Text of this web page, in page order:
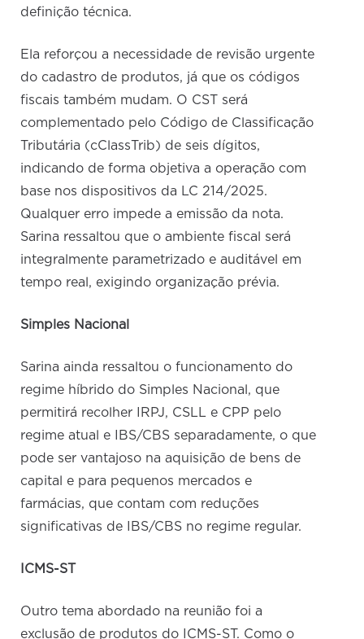
definição técnica.
Ela reforçou a necessidade de revisão urgente
do cadastro de produtos, já que os códigos
fiscais também mudam. O CST será
complementado pelo Código de Classificação
Tributária (cClassTrib) de seis dígitos,
indicando de forma objetiva a operação com
base nos dispositivos da LC 214/2025.
Qualquer erro impede a emissão da nota.
Sarina ressaltou que o ambiente fiscal será
integralmente parametrizado e auditável em
tempo real, exigindo organização prévia.
Simples Nacional
Sarina ainda ressaltou o funcionamento do
regime híbrido do Simples Nacional, que
permitirá recolher IRPJ, CSLL e CPP pelo
regime atual e IBS/CBS separadamente, o que
pode ser vantajoso na aquisição de bens de
capital e para pequenos mercados e
farmácias, que contam com reduções
significativas de IBS/CBS no regime regular.
ICMS-ST
Outro tema abordado na reunião foi a
exclusão de produtos do ICMS-ST. Como o